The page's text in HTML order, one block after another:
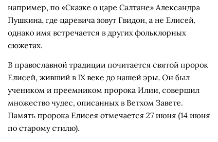
например, по «Сказке о царе Салтане» Александра
Пушкина, где царевича зовут Гвидон, а не Елисей,
однако имя встречается в других фольклорных
сюжетах.
В православной традиции почитается святой пророк
Елисей, живший в IX веке до нашей эры. Он был
учеником и преемником пророка Илии, совершил
множество чудес, описанных в Ветхом Завете.
Память пророка Елисея отмечается 27 июня (14 июня
по старому стилю).